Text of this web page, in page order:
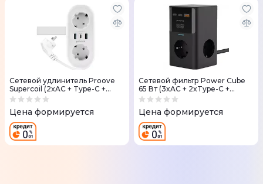
Сетевой удлинитель Proove
Supercoil (2xAC + Type-C +
2xSB) 1,5 м
Цена формируется
Сетевой фильтр Power Cube
65 Вт (3xAC + 2xType-C +
1xUSB) 1,5 м
Цена формируется